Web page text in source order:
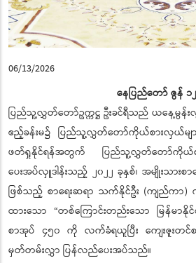
06/13/2026
နေပြည်တော် ဇွန် ၁၂
ပြည်သူ့လွှတ်တော်ဥက္ကဋ္ဌ ဦးခင်ရီသည် ယနေ့မွ
ဧည့်ခန်းမ၌ ပြည်သူ့လွှတ်တော်ကိုယ်စားလှယ်မျာ
ဖတ်ရှုနိုင်ရန်အတွက် ပြည်သူ့လွှတ်တော်ကိုယ်
ပေးအပ်လှူဒါန်းသည့် ၂၀၂၂ ခုနှစ်၊ အမျိုးသား
ဖြစ်သည့် စာရေးဆရာ သက်နိုင်ဦး (ကျည်ကာ)
ထားသော “တစ်ကြောင်းတည်းသော မြန်မာနို
စာအုပ် ၄၅၀ ကို လက်ခံရယူပြီး ကျေးဇူးတင်စ
မှတ်တမ်းလွှာ ပြန်လည်ပေးအပ်သည်။